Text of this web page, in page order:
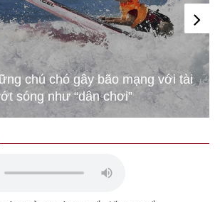
người chạy thi trong bùn đất để
vệ môi trường ở Israel